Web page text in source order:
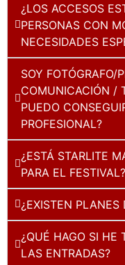
¿LOS ACCESOS
PERSONAS CON
NECESIDADES
SOY FOTÓGRAFO/
COMUNICACIÓN /
PUEDO
PROFESIONAL?
¿ESTÁ STARLITE
PARA EL FESTIVAL?
¿EXISTEN PLANES
¿QUÉ HAGO SI HE
LAS ENTRADAS?